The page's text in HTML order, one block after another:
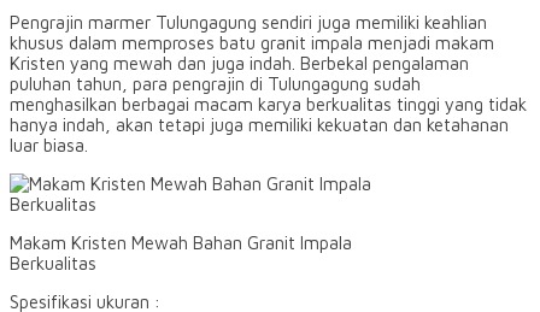
Pengrajin marmer Tulungagung sendiri juga memiliki keahlian
khusus dalam memproses batu granit impala menjadi makam
Kristen yang mewah dan juga indah. Berbekal pengalaman
puluhan tahun, para pengrajin di Tulungagung sudah
menghasilkan berbagai macam karya berkualitas tinggi yang tidak
hanya indah, akan tetapi juga memiliki kekuatan dan ketahanan
luar biasa.
Makam Kristen Mewah Bahan Granit Impala
Berkualitas
Spesifikasi ukuran :